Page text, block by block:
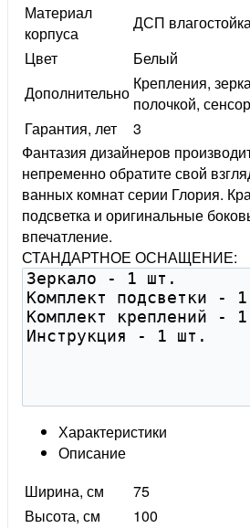
Материал
корпуса
ДСП
Цвет
Белый
Дополнительно Крепления,
полочкой,
Гарантия, лет
3
Фантазия дизайнеров
непременно обратите свой
ванных комнат серии Глория.
подсветка и оригинальные
впечатление.
СТАНДАРТНОЕ ОСНАЩЕНИЕ:
Характеристики
Описание
Ширина, см
75
Высота, см
100